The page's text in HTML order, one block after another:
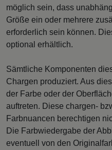
möglich sein, dass
Größe ein oder mehrere
erforderlich sein können.
optional erhältlich.
Sämtliche Komponenten
Chargen produziert. Aus
der Farbe oder der
auftreten. Diese chargen-
Farbnuancen berechtigen
Die Farbwiedergabe der
eventuell von den